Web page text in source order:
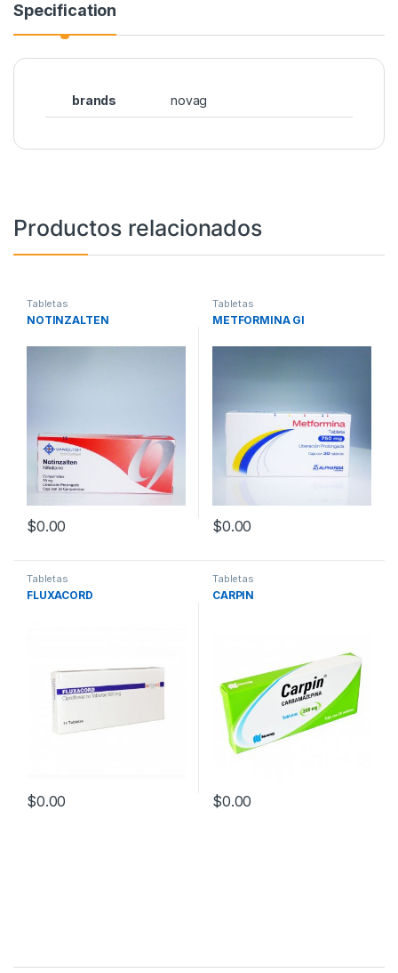
Specification
brands novag
Productos relacionados
Tabletas
NOTINZALTEN
$0.00
Tabletas
METFORMINA GI
$0.00
Tabletas
FLUXACORD
$0.00
Tabletas
CARPIN
$0.00